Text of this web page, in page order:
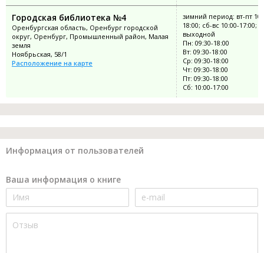
Городская библиотека №4
Оренбургская область, Оренбург городской
округ, Оренбург, Промышленный район, Малая
земля
Ноябрьская, 58/1
Расположение на карте
зимний период: вт-пт
18:00; сб-вс 10:00-17:00;
выходной
Пн: 09:30-18:00
Вт: 09:30-18:00
Ср: 09:30-18:00
Чт: 09:30-18:00
Пт: 09:30-18:00
Сб: 10:00-17:00
Информация от пользователей
Ваша информация о книге